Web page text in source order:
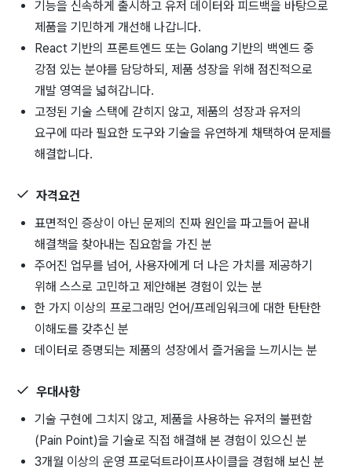
기능을 신속하게 출시하고 유저 데이터와 피드백을 바탕으로
제품을 기민하게 개선해 나갑니다.
React 기반의 프론트엔드 또는 Golang 기반의 백엔드 중
강점 있는 분야를 담당하되, 제품 성장을 위해 점진적으로
개발 영역을 넓혀갑니다.
고정된 기술 스택에 갇히지 않고, 제품의 성장과 유저의
요구에 따라 필요한 도구와 기술을 유연하게 채택하여 문제를
해결합니다.
자격요건
표면적인 증상이 아닌 문제의 진짜 원인을 파고들어 끝내
해결책을 찾아내는 집요함을 가진 분
주어진 업무를 넘어, 사용자에게 더 나은 가치를 제공하기
위해 스스로 고민하고 제안해본 경험이 있는 분
한 가지 이상의 프로그래밍 언어/프레임워크에 대한 탄탄한
이해도를 갖추신 분
데이터로 증명되는 제품의 성장에서 즐거움을 느끼시는 분
우대사항
기술 구현에 그치지 않고, 제품을 사용하는 유저의 불편함
(Pain Point)을 기술로 직접 해결해 본 경험이 있으신 분
3개월 이상의 운영 프로덕트라이프사이클을 경험해 보신 분